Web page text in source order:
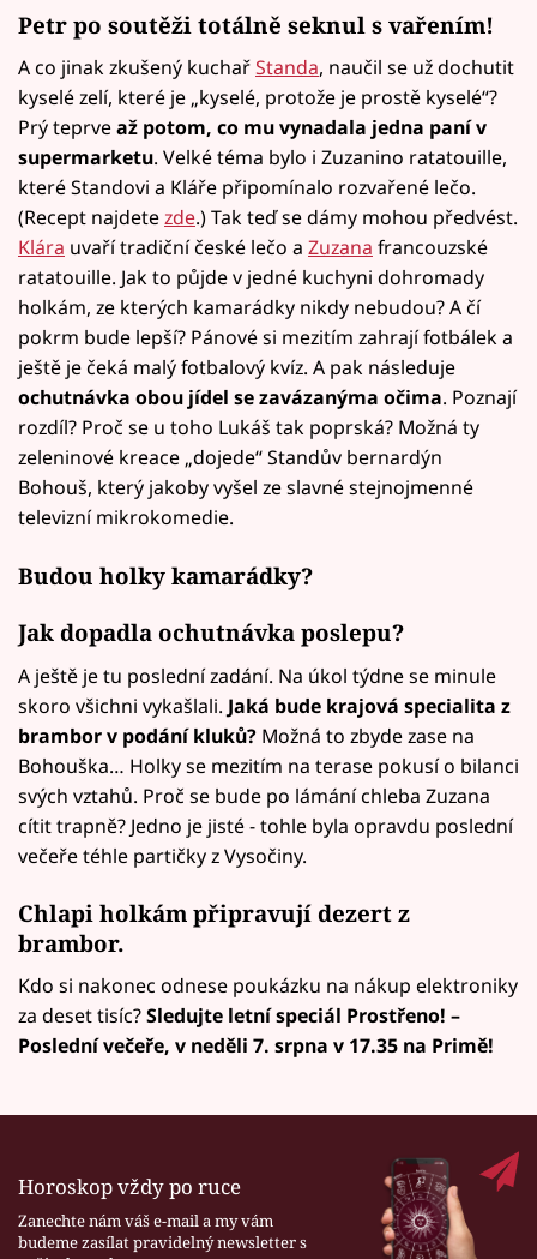
Petr po soutěži totálně seknul s vařením!
A co jinak zkušený kuchařStanda, naučil se už dochutit
kyselé zelí, které je „kyselé, protože je prostě kyselé“?
Prý teprveaž potom, co mu vynadala jedna paní v
supermarketu. Velké téma bylo i Zuzanino ratatouille,
které Standovi a Kláře připomínalo rozvařené lečo.
(Recept najdetezde.) Tak teď se dámy mohou předvést.
Klára uvaří tradiční české lečo a Zuzana francouzské
ratatouille. Jak to půjde v jedné kuchyni dohromady
holkám, ze kterých kamarádky nikdy nebudou? A čí
pokrm bude lepší? Pánové si mezitím zahrají fotbálek a
ještě je čeká malý fotbalový kvíz. A pak následuje
ochutnávka obou jídel se zavázanýma očima. Poznají
rozdíl? Proč se u toho Lukáš tak poprská? Možná ty
zeleninové kreace „dojede“ Standův bernardýn
Bohouš, který jakoby vyšel ze slavné stejnojmenné
televizní mikrokomedie.
Budou holky kamarádky?
Jak dopadla ochutnávka poslepu?
A ještě je tu poslední zadání. Na úkol týdne se minule
skoro všichni vykašlali. Jaká bude krajová specialita z
brambor v podání kluků? Možná to zbyde zase na
Bohouška… Holky se mezitím na terase pokusí o bilanci
svých vztahů. Proč se bude po lámání chleba Zuzana
cítit trapně? Jedno je jisté - tohle byla opravdu poslední
večeře téhle partičky z Vysočiny.
Chlapi holkám připravují dezert z
brambor.
Kdo si nakonec odnese poukázku na nákup elektroniky
za deset tisíc?Sledujte letní speciál Prostřeno! –
Poslední večeře, v neděli 7. srpna v 17.35 na Primě!
Horoskop vždy po ruce
Zanechte nám váš e-mail a my vám
budeme zasílat pravidelný newsletter s